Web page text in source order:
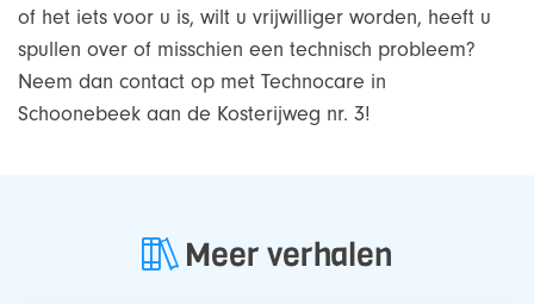
of het iets voor u is, wilt u vrijwilliger worden, heeft u
spullen over of misschien een technisch probleem?
Neem dan contact op met Technocare in
Schoonebeek aan de Kosterijweg nr. 3!
Meer verhalen